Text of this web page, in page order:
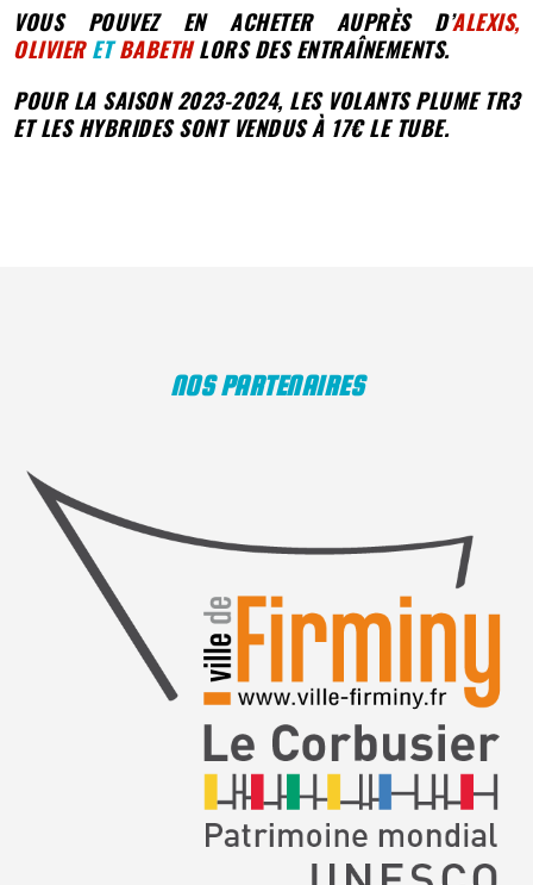
VOUS POUVEZ EN ACHETER AUPRÈS D’ALEXIS,
OLIVIER ETBABETHLORS DES ENTRAÎNEMENTS.
POUR LA SAISON 2023-2024, LES VOLANTS PLUME TR3
ET LES HYBRIDES SONT VENDUS À 17€ LE TUBE.
NOS PARTENAIRES